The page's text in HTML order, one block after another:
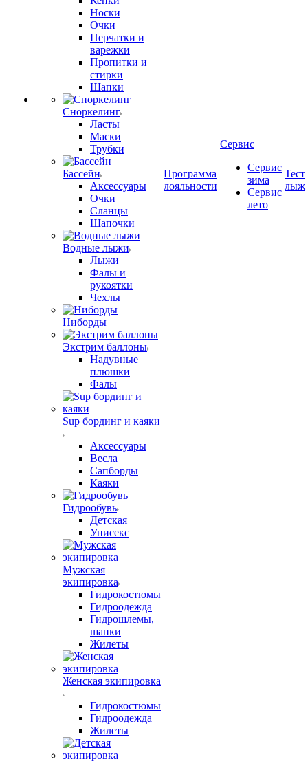
Носки
Очки
Перчатки и
варежки
Пропитки и
стирки
Шапки
Сноркелинг
Ласты
Маски
Трубки
Бассейн
Аксессуары
Очки
Сланцы
Шапочки
Водные лыжи
Лыжи
Фалы и
рукоятки
Чехлы
Ниборды
Экстрим баллоны
Надувные
плюшки
Фалы
Sup бординг и каяки
Аксессуары
Весла
Сапборды
Каяки
Гидрообувь
Детская
Унисекс
Мужская
экипировка
Гидрокостюмы
Гидроодежда
Гидрошлемы,
шапки
Жилеты
Женская экипировка
Гидрокостюмы
Гидроодежда
Жилеты
Программа
лояльности
Сервис
Сервис
зима
Сервис
лето
Тест
лыж